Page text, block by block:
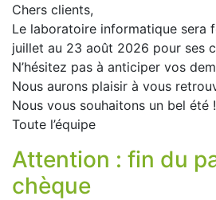
Chers clients,
Le laboratoire informatique sera
juillet au 23 août 2026 pour ses
N’hésitez pas à anticiper vos
Nous aurons plaisir à vous
Nous vous souhaitons un bel été !
Toute l’équipe
Attention : fin du
chèque